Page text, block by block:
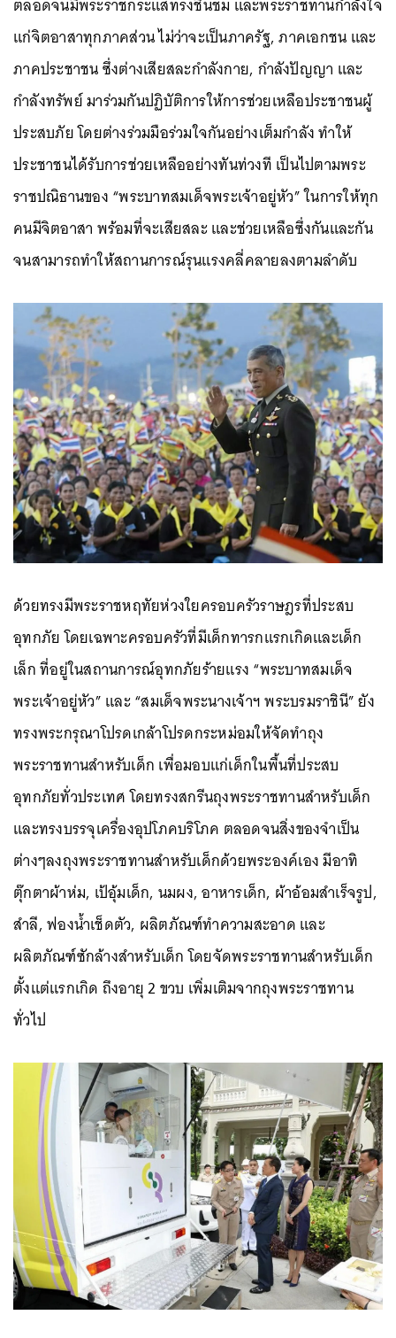
แก่จิตอาสาทุกภาคส่วน ไม่ว่าจะเป็นภาครัฐ, ภาคเอกชน และ
ภาคประชาชน ซึ่งต่างเสียสละกำลังกาย, กำลังปัญญา และ
กำลังทรัพย์ มาร่วมกันปฏิบัติการให้การช่วยเหลือประชาชนผู้
ประสบภัย โดยต่างร่วมมือร่วมใจกันอย่างเต็มกำลัง ทำให้
ประชาชนได้รับการช่วยเหลืออย่างทันท่วงที เป็นไปตามพระ
ราชปณิธานของ “พระบาทสมเด็จพระเจ้าอยู่หัว” ในการให้ทุก
คนมีจิตอาสา พร้อมที่จะเสียสละ และช่วยเหลือซึ่งกันและกัน
จนสามารถทำให้สถานการณ์รุนแรงคลี่คลายลงตามลำดับ
ด้วยทรงมีพระราชหฤทัยห่วงใยครอบครัวราษฎรที่ประสบ
อุทกภัย โดยเฉพาะครอบครัวที่มีเด็กทารกแรกเกิดและเด็ก
เล็ก ที่อยู่ในสถานการณ์อุทกภัยร้ายแรง “พระบาทสมเด็จ
พระเจ้าอยู่หัว” และ “สมเด็จพระนางเจ้าฯ พระบรมราชินี” ยัง
ทรงพระกรุณาโปรดเกล้าโปรดกระหม่อมให้จัดทำถุง
พระราชทานสำหรับเด็ก เพื่อมอบแก่เด็กในพื้นที่ประสบ
อุทกภัยทั่วประเทศ โดยทรงสกรีนถุงพระราชทานสำหรับเด็ก
และทรงบรรจุเครื่องอุปโภคบริโภค ตลอดจนสิ่งของจำเป็น
ต่างๆลงถุงพระราชทานสำหรับเด็กด้วยพระองค์เอง มีอาทิ
ตุ๊กตาผ้าห่ม, เป้อุ้มเด็ก, นมผง, อาหารเด็ก, ผ้าอ้อมสำเร็จรูป,
สำลี, ฟองน้ำเช็ดตัว, ผลิตภัณฑ์ทำความสะอาด และ
ผลิตภัณฑ์ซักล้างสำหรับเด็ก โดยจัดพระราชทานสำหรับเด็ก
ตั้งแต่แรกเกิด ถึงอายุ 2 ขวบ เพิ่มเติมจากถุงพระราชทาน
ทั่วไป